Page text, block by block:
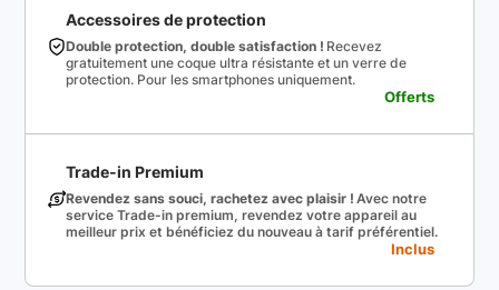
Accessoires de protection
Double protection, double satisfaction ! Recevez
gratuitement une coque ultra résistante et un verre de
protection. Pour les smartphones uniquement.
Offerts
Trade-in Premium
Revendez sans souci, rachetez avec plaisir ! Avec notre
service Trade-in premium, revendez votre appareil au
meilleur prix et bénéficiez du nouveau à tarif préférentiel.
Inclus